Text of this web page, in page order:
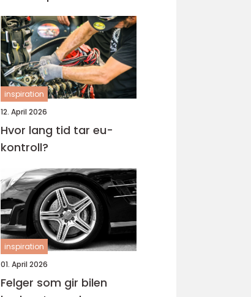
inspiration
12. April 2026
Hvor lang tid tar eu-
kontroll?
inspiration
01. April 2026
Felger som gir bilen